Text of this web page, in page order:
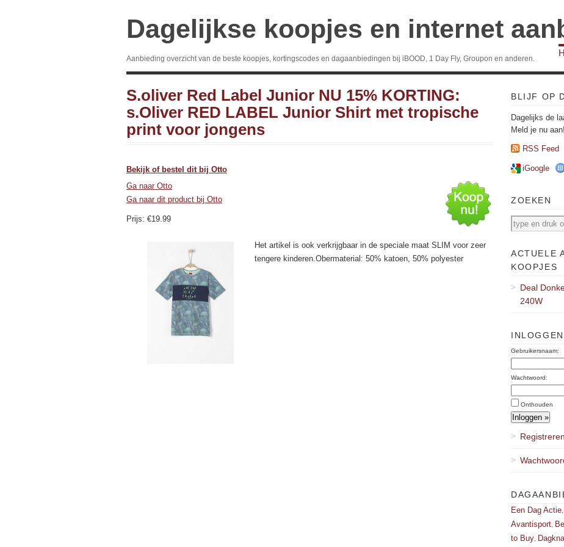
Dagelijkse koopjes en internet
Aanbieding overzicht van de beste koopjes, kortingscodes en dagaanbiedingen bij iBOOD, 1 Day Fly, Groupon en anderen.
S.oliver Red Label Junior NU 15% KORTING:
s.Oliver RED LABEL Junior Shirt met tropische
print voor jongens
Bekijk of bestel dit bij Otto
Ga naar Otto
Ga naar dit product bij Otto
Prijs: €19.99
Het artikel is ook verkrijgbaar in de speciale maat SLIM voor zeer
tengere kinderen.Obermaterial: 50% katoen, 50% polyester
BLIJF OP
Dagelijks de
Meld je nu aan!
RSS Feed
iGoogle
ZOEKEN
ACTUELE
KOOPJES
Deal
240W
INLOGGEN
Gebruikersnaam:
Wachtwoord:
Onthouden
Registreren
Een Dag Actie
Avantisport
to Buy